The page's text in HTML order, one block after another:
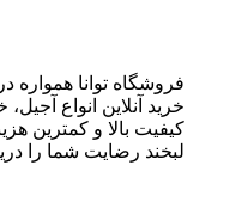
فروشگاه توانا همواره
خرید آنلاین انواع
کیفیت بالا و کمترین
لبخند رضایت شما را